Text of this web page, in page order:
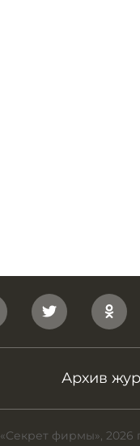
Архив
«Секрет фирмы», 2026